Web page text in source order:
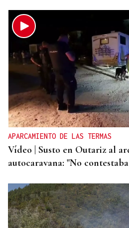
APARCAMIENTO DE LAS TERMAS
Vídeo | Susto en Outariz al
autocaravana: "No